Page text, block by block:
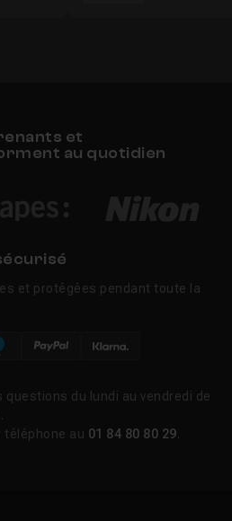
et
au quotidien
et protégées pendant toute la
questions du lundi au vendredi de
téléphone au 01 84 80 80 29